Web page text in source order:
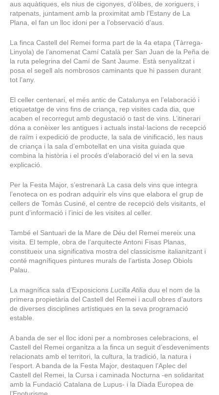
aus aquàtiques, els nius de cigonyes, d’òlibes, de xoriguers, i
ratpenats, juntament amb la proximitat amb l’Estany de La
Plana, el fan un lloc idoni per a l’observació d’aus.
La finca Castell del Remei forma part de la 4a etapa (Tàrrega-
Linyola) de l’anomenat Camí Català per San Juan de la Peña de
la ruta pelegrina del Camí de Sant Jaume. Està senyalitzat i
posa el segell als nombrosos caminants que hi passen durant
tot l’any.
El celler centenari, el més antic de Catalunya en l’elaboració i
etiquetatge de vins fins de criança, rep visites cada dia, que
acaben el recorregut amb degustació o tast de vins. L’itinerari
dóna a conèixer les antigues i actuals instal·lacions de recepció
de raïm i expedició de producte, la sala de vinificació, les naus
de criança i la sala d’embotellat en una visita guiada que
combina la història i el procés d’elaboració del vi en la seva
explicació.
Per la Festa Major, s’estrenarà La casa dels vins que integra
l’enoteca on es podran adquirir els vins que elabora el grup de
cellers de Tomàs Cusiné, el centre de recepció dels visitants, el
punt d’informació i l’inici de les visites al celler.
També el Santuari de la Mare de Déu del Remei mereix una
visita. El temple, obra de l’arquitecte Antoni Fisas Planas,
constitueix una significativa mostra del classicisme italianitzant i
conté magnífiques pintures murals de l’artista Josep Obiols
Palau.
La magnífica sala d’Exposicions Lucilla Atilia duu el nom de la
primera propietària del Castell del Remei i acull obres d’autors
de diverses disciplines artístiques en la seva programació
estable.
A banda de ser el lloc idoni per a nombroses celebracions, el
Castell del Remei organitza a la finca un seguit d’esdeveniments
relacionats amb el territori, la cultura, la tradició, la natura i
l’esport. A banda de la Festa Major, destaquen l’Aplec del
Castell del Remei, la Cursa i caminada Nocturna -en solidaritat
amb la Fundació Catalana de Lupus- i la Diada Europea de